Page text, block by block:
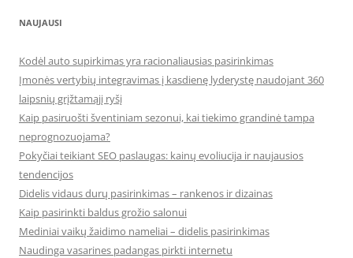
NAUJAUSI
Kodėl auto supirkimas yra racionaliausias pasirinkimas
Įmonės vertybių integravimas į kasdienę lyderystę naudojant 360
laipsnių grįžtamąjį ryšį
Kaip pasiruošti šventiniam sezonui, kai tiekimo grandinė tampa
neprognozuojama?
Pokyčiai teikiant SEO paslaugas: kainų evoliucija ir naujausios
tendencijos
Didelis vidaus durų pasirinkimas – rankenos ir dizainas
Kaip pasirinkti baldus grožio salonui
Mediniai vaikų žaidimo nameliai – didelis pasirinkimas
Naudinga vasarines padangas pirkti internetu